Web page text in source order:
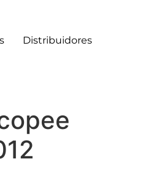
Distribuidores